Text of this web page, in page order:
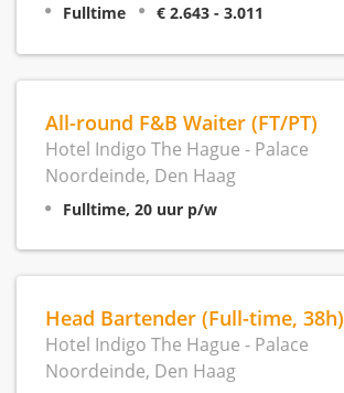
Fulltime € 2.643 - 3.011
All-round F&B Waiter (FT/PT)
Hotel Indigo The Hague - Palace
Noordeinde, Den Haag
Fulltime, 20 uur p/w
Head Bartender (Full-time, 38h)
Hotel Indigo The Hague - Palace
Noordeinde, Den Haag